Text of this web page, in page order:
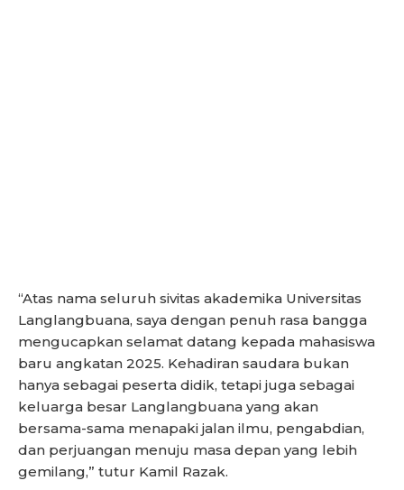
“Atas nama seluruh sivitas akademika Universitas
Langlangbuana, saya dengan penuh rasa bangga
mengucapkan selamat datang kepada mahasiswa
baru angkatan 2025. Kehadiran saudara bukan
hanya sebagai peserta didik, tetapi juga sebagai
keluarga besar Langlangbuana yang akan
bersama-sama menapaki jalan ilmu, pengabdian,
dan perjuangan menuju masa depan yang lebih
gemilang,” tutur Kamil Razak.